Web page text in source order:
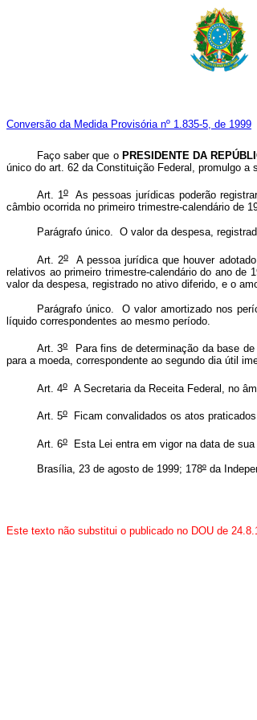
Conversão da Medida Provisória nº 1.835-5, de 1999
Faço saber que o PRESIDENTE DA
único do art. 62 da Constituição Federal, promulgo a
Art. 1oAs pessoas jurídicas poderão
câmbio ocorrida no primeiro trimestre-calendário de
Parágrafo único. O valor da despesa,
Art. 2oA pessoa jurídica que houver adotado
relativos ao primeiro trimestre-calendário do ano de
valor da despesa, registrado no ativo diferido, e o
Parágrafo único. O valor amortizado nos
líquido correspondentes ao mesmo período.
Art. 3oPara fins de determinação da base de
para a moeda, correspondente ao segundo dia útil
Art. 4oA Secretaria da Receita Federal, no
Art. 5oFicam convalidados os atos
Art. 6oEsta Lei entra em vigor na data de sua
Brasília, 23 de agosto de 1999; 178ºda
Este texto não substitui o publicado no DOU de